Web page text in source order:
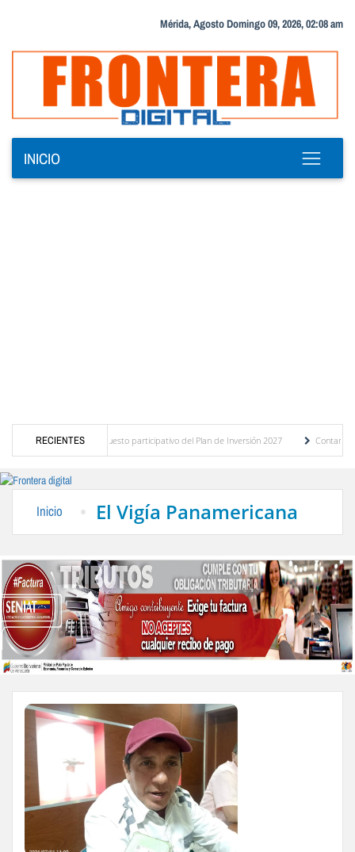
Mérida, Agosto Domingo 09, 2026, 02:08 am
INICIO
RECIENTES
del presupuesto participativo del Plan de Inversión 2027
Contaminación
Inicio El Vigía Panamericana